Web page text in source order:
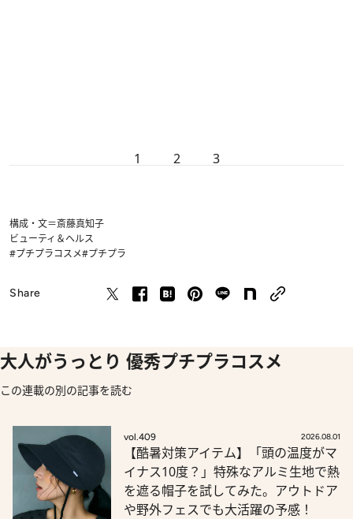
1 2 3
構成・文＝斎藤真知子
ビューティ＆ヘルス
#プチプラコスメ#プチプラ
Share
大人がうっとり 優秀プチプラコスメ
この連載の別の記事を読む
vol.409 2026.08.01
【酷暑対策アイテム】「頭の温度がマ
イナス10度？」特殊なアルミ生地で熱
を遮る帽子を試してみた。アウトドア
や野外フェスでも大活躍の予感！